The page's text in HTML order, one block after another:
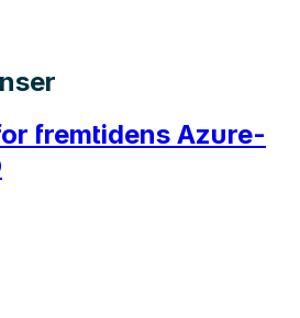
fremtidens Azure-